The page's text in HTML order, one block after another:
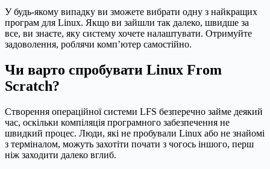
У будь-якому випадку ви зможете вибрати одну з найкращих
програм для Linux. Якщо ви зайшли так далеко, швидше за
все, ви знаєте, яку систему хочете налаштувати. Отримуйте
задоволення, роблячи комп’ютер самостійно.
Чи варто спробувати Linux From
Scratch?
Створення операційної системи LFS безперечно займе деякий
час, оскільки компіляція програмного забезпечення не
швидкий процес. Люди, які не пробували Linux або не знайомі
з терміналом, можуть захотіти почати з чогось іншого, перш
ніж заходити далеко вглиб.